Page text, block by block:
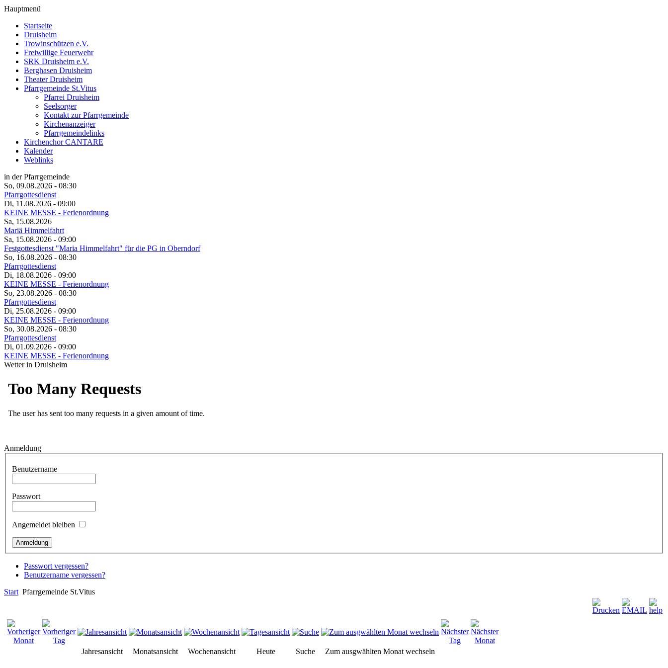
Hauptmenü
Startseite
Druisheim
Trowinschützen e.V.
Freiwillige Feuerwehr
SRK Druisheim e.V.
Berghasen Druisheim
Theater Druisheim
Pfarrgemeinde St.Vitus
Pfarrei Druisheim
Seelsorger
Kontakt zur Pfarrgemeinde
Kirchenanzeiger
Pfarrgemeindelinks
Kirchenchor CANTARE
Kalender
Weblinks
in der Pfarrgemeinde
So, 09.08.2026 - 08:30
Pfarrgottesdienst
Di, 11.08.2026 - 09:00
KEINE MESSE - Ferienordnung
Sa, 15.08.2026
Mariä Himmelfahrt
Sa, 15.08.2026 - 09:00
Festgottesdienst "Maria Himmelfahrt" für die PG in Oberndorf
So, 16.08.2026 - 08:30
Pfarrgottesdienst
Di, 18.08.2026 - 09:00
KEINE MESSE - Ferienordnung
So, 23.08.2026 - 08:30
Pfarrgottesdienst
Di, 25.08.2026 - 09:00
KEINE MESSE - Ferienordnung
So, 30.08.2026 - 08:30
Pfarrgottesdienst
Di, 01.09.2026 - 09:00
KEINE MESSE - Ferienordnung
Wetter in Druisheim
Anmeldung
Benutzername
Passwort
Angemeldet bleiben
Passwort vergessen?
Benutzername vergessen?
Start Pfarrgemeinde St.Vitus
Jahresansicht Monatsansicht Wochenansicht Heute Suche Zum ausgwählten Monat wechseln